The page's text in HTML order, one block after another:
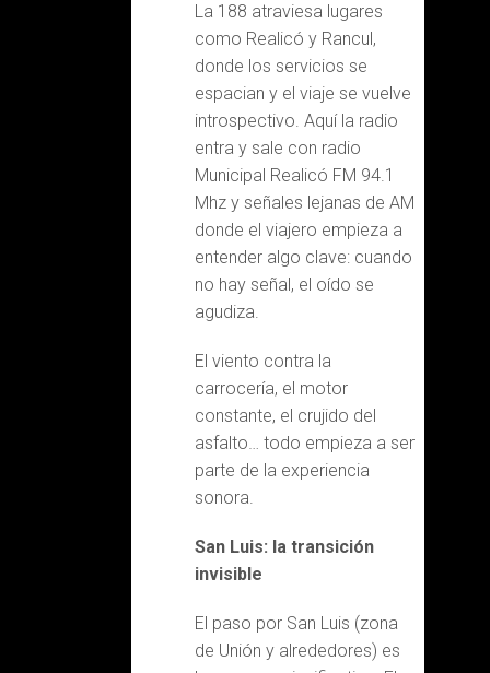
La 188 atraviesa lugares
como Realicó y Rancul,
donde los servicios se
espacian y el viaje se vuelve
introspectivo. Aquí la radio
entra y sale con radio
Municipal Realicó FM 94.1
Mhz y señales lejanas de AM
donde el viajero empieza a
entender algo clave: cuando
no hay señal, el oído se
agudiza.
El viento contra la
carrocería, el motor
constante, el crujido del
asfalto… todo empieza a ser
parte de la experiencia
sonora.
San Luis: la transición
invisible
El paso por San Luis (zona
de Unión y alrededores) es